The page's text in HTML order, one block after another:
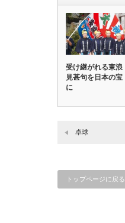
受け継がれる東浪
見甚句を日本の宝
に
卓球
トップページに戻る